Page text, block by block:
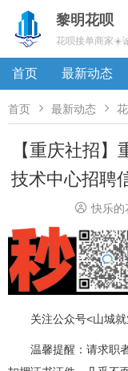
黎明花呗
花呗接单商家☀️
首页 最新动态
首页  最新动态 
【重庆社招
技术中心招聘
 快乐
关注公众号<山城
温馨提醒：请求职